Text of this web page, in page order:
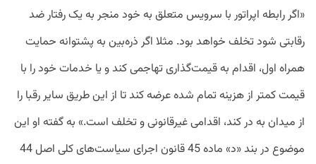
«اگر رابطه اپراتور با سرویس متعلق به خود منجر به یک رفتار ضد
رقابتی شود تخلف خواهد بود. مثلا اگر ذره‌بین به پشتوانه حمایت
همراه اول، اقدام به قیمت‌گذاری تهاجمی کند و یا خدمات خود را با
قیمت کمتر از هزینه تمام شده عرضه کند تا از این طریق سایر رقبا را
از میدان به در کند، اقدامی غیرقانونی و تخلف است.» به گفته او این
موضوع در بند «د» ماده 45 قانون اجرای سیاست‌های کلی اصل 44